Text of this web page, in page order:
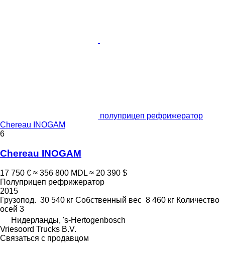
полуприцеп рефрижератор
Chereau INOGAM
6
Chereau INOGAM
17 750 € ≈ 356 800 MDL ≈ 20 390 $
Полуприцеп рефрижератор
2015
Грузопод. 30 540 кг Собственный вес 8 460 кг Количество
осей 3
Нидерланды, 's-Hertogenbosch
Vriesoord Trucks B.V.
Связаться с продавцом